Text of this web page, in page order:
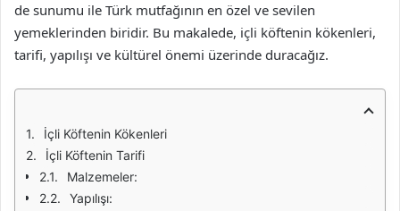
de sunumu ile Türk mutfağının en özel ve sevilen
yemeklerinden biridir. Bu makalede, içli köftenin kökenleri,
tarifi, yapılışı ve kültürel önemi üzerinde duracağız.
İçli Köftenin Kökenleri
İçli Köftenin Tarifi
Malzemeler:
Yapılışı: